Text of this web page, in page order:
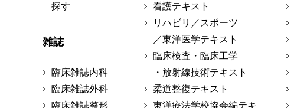
探す
雑誌
臨床雑誌内科
臨床雑誌外科
臨床雑誌整形
看護テキスト
リハビリ／スポーツ
／東洋医学テキスト
臨床検査・臨床工学
・放射線技術テキスト
柔道整復テキスト
東洋療法学校協会編テキ